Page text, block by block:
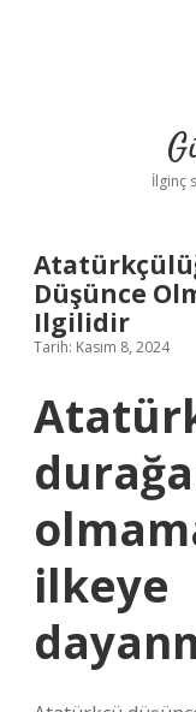
İlginç
Düşünce
Ilgilidir
Tarih: Kasım 8, 2024
ilkeye